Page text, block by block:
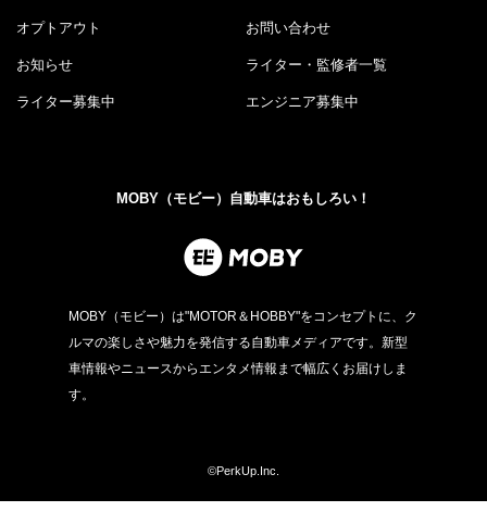
オプトアウト お問い合わせ
お知らせ ライター・監修者一覧
ライター募集中 エンジニア募集中
MOBY（モビー）自動車はおもしろい！
MOBY（モビー）は"MOTOR＆HOBBY"をコンセプトに、ク
ルマの楽しさや魅力を発信する自動車メディアです。新型
車情報やニュースからエンタメ情報まで幅広くお届けしま
す。
©PerkUp.Inc.